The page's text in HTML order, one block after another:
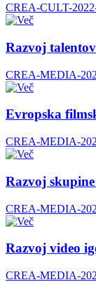
CREA-CULT-
Razvoj
CREA-MEDIA-
Evropska
CREA-MEDIA-
Razvoj
CREA-MEDIA-
Razvoj video
CREA-MEDIA-